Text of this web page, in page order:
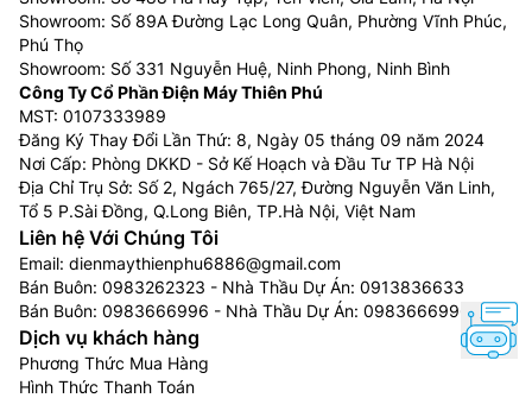
Showroom: Số 89A Đường Lạc Long Quân, Phường Vĩnh Phúc,
Phú Thọ
Showroom: Số 331 Nguyễn Huệ, Ninh Phong, Ninh Bình
Công Ty Cổ Phần Điện Máy Thiên Phú
MST: 0107333989
Đăng Ký Thay Đổi Lần Thứ: 8, Ngày 05 tháng 09 năm 2024
Nơi Cấp: Phòng DKKD - Sở Kế Hoạch và Đầu Tư TP Hà Nội
Địa Chỉ Trụ Sở: Số 2, Ngách 765/27, Đường Nguyễn Văn Linh,
Tổ 5 P.Sài Đồng, Q.Long Biên, TP.Hà Nội, Việt Nam
Liên hệ Với Chúng Tôi
Email: dienmaythienphu6886@gmail.com
Bán Buôn: 0983262323 - Nhà Thầu Dự Án: 0913836633
Bán Buôn: 0983666996 - Nhà Thầu Dự Án: 0983666996
Dịch vụ khách hàng
Phương Thức Mua Hàng
Hình Thức Thanh Toán